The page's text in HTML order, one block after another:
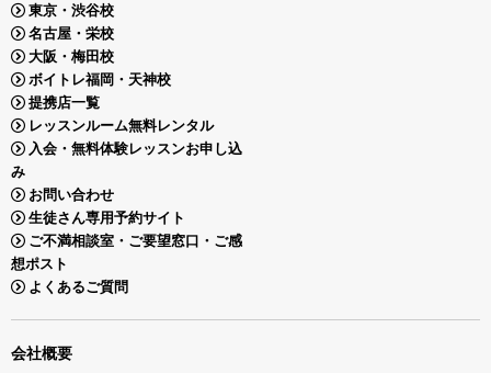
東京・渋谷校
名古屋・栄校
大阪・梅田校
ボイトレ福岡・天神校
提携店一覧
レッスンルーム無料レンタル
入会・無料体験レッスンお申し込
み
お問い合わせ
生徒さん専用予約サイト
ご不満相談室・ご要望窓口・ご感
想ポスト
よくあるご質問
会社概要